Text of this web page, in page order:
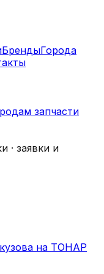
БрендыГорода
запчасти
· заявки и
на ТОНАР